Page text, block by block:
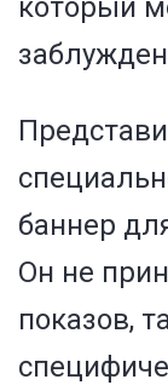
баннер
Он не
показов,